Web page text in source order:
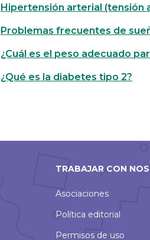
Hipertensión arterial (tensión
Problemas frecuentes de
¿Cuál es el peso adecuado
¿Qué es la diabetes tipo 2?
TRABAJAR CON
Asociaciones
Política editorial
Permisos de uso